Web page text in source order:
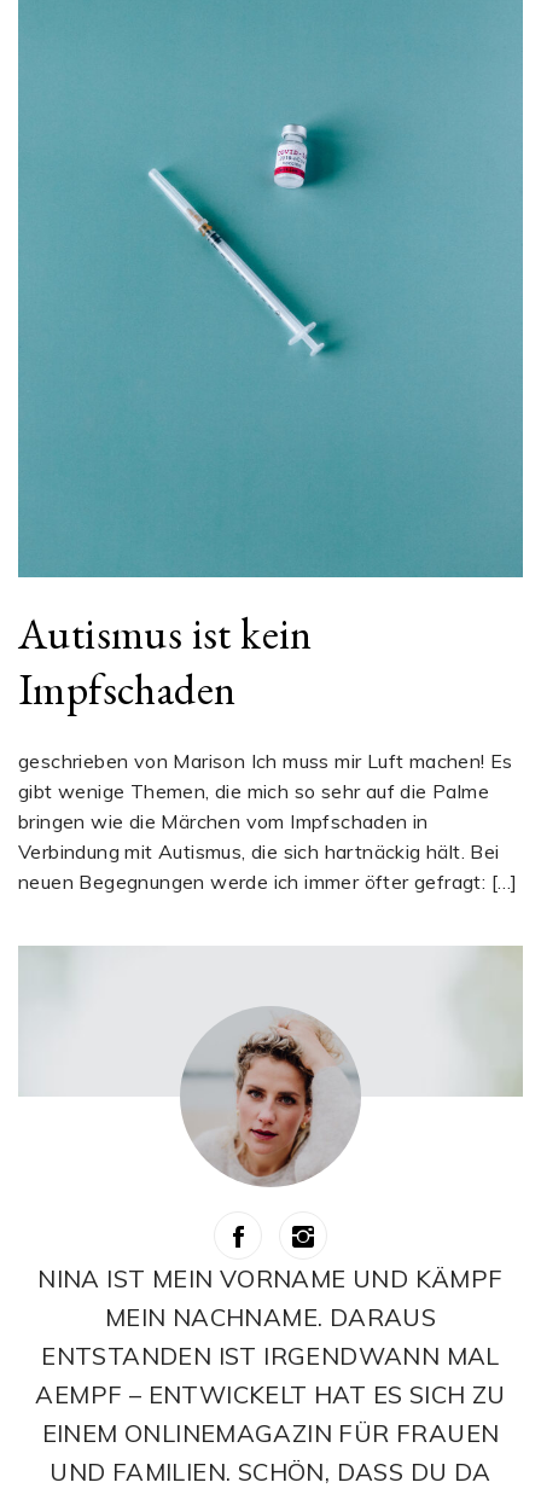
Autismus ist kein
Impfschaden
geschrieben von Marison Ich muss mir Luft machen! Es
gibt wenige Themen, die mich so sehr auf die Palme
bringen wie die Märchen vom Impfschaden in
Verbindung mit Autismus, die sich hartnäckig hält. Bei
neuen Begegnungen werde ich immer öfter gefragt: […]
NINA IST MEIN VORNAME UND KÄMPF
MEIN NACHNAME. DARAUS
ENTSTANDEN IST IRGENDWANN MAL
AEMPF – ENTWICKELT HAT ES SICH ZU
EINEM ONLINEMAGAZIN FÜR FRAUEN
UND FAMILIEN. SCHÖN, DASS DU DA